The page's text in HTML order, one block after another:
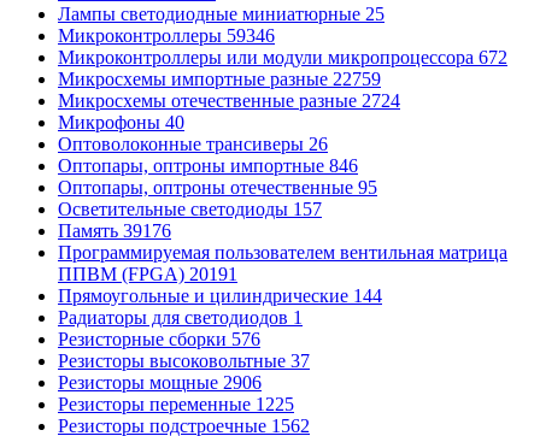
Лампы светодиодные миниатюрные 25
Микроконтроллеры 59346
Микроконтроллеры или модули микропроцессора 672
Микросхемы импортные разные 22759
Микросхемы отечественные разные 2724
Микрофоны 40
Оптоволоконные трансиверы 26
Оптопары, оптроны импортные 846
Оптопары, оптроны отечественные 95
Осветительные светодиоды 157
Память 39176
Программируемая пользователем вентильная матрица
ППВМ (FPGA) 20191
Прямоугольные и цилиндрические 144
Радиаторы для светодиодов 1
Резисторные сборки 576
Резисторы высоковольтные 37
Резисторы мощные 2906
Резисторы переменные 1225
Резисторы подстроечные 1562